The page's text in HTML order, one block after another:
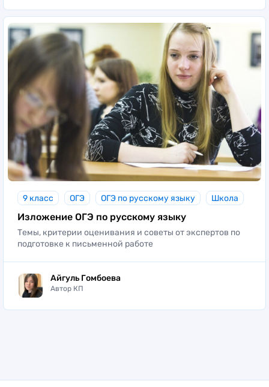
9 класс ОГЭ ОГЭ по русскому языку Школа
Изложение ОГЭ по русскому языку
Темы, критерии оценивания и советы от экспертов по
подготовке к письменной работе
Айгуль Гомбоева
Автор КП